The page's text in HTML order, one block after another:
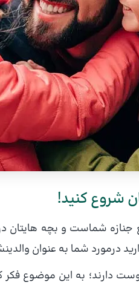
جنازه شماست و بچه هایتان
شما به عنوان
دارند؛ به این موضوع